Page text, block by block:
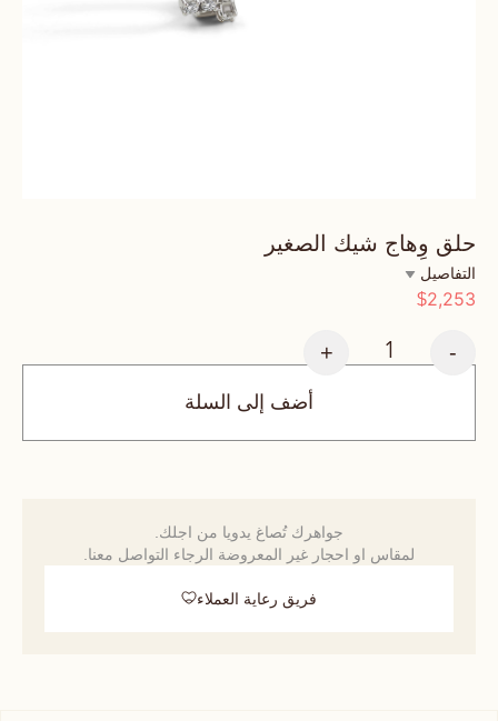
حلق وِهاج شيك الصغير
التفاصيل
$2,253
-
+
أضف إلى السلة
جواهرك تُصاغ يدويا من اجلك.
لمقاس او احجار غير المعروضة الرجاء التواصل معنا.
فريق رعاية العملاء